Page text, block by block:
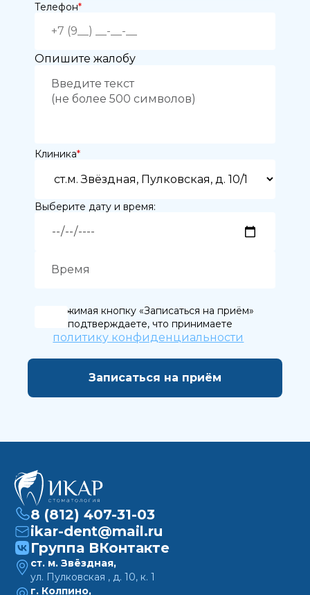
Телефон*
Опишите жалобу
Клиника*
Выберите дату и время:
Нажимая кнопку «Записаться на приём»
вы подтверждаете, что принимаете
политику конфиденциальности
8 (812) 407-31-03
ikar-dent@mail.ru
Группа ВКонтакте
ст. м. Звёздная,
ул. Пулковская , д. 10, к. 1
г. Колпино,